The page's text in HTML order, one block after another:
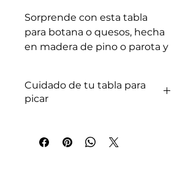
Sorprende con esta tabla
para botana o quesos, hecha
en madera de pino o parota y
cualquier reunión o evento
especial. En PoliedricaLeon,
madera con tecnología de
impresión 3D para crear
Cuidado de tu tabla para
picar
Contenido: Lava a mano con
agua tibia y jabón suave. No uses